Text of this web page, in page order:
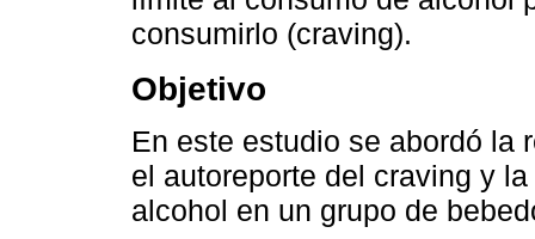
consumirlo (craving).
Objetivo
En este estudio se abordó la
el autoreporte del craving y
alcohol en un grupo de